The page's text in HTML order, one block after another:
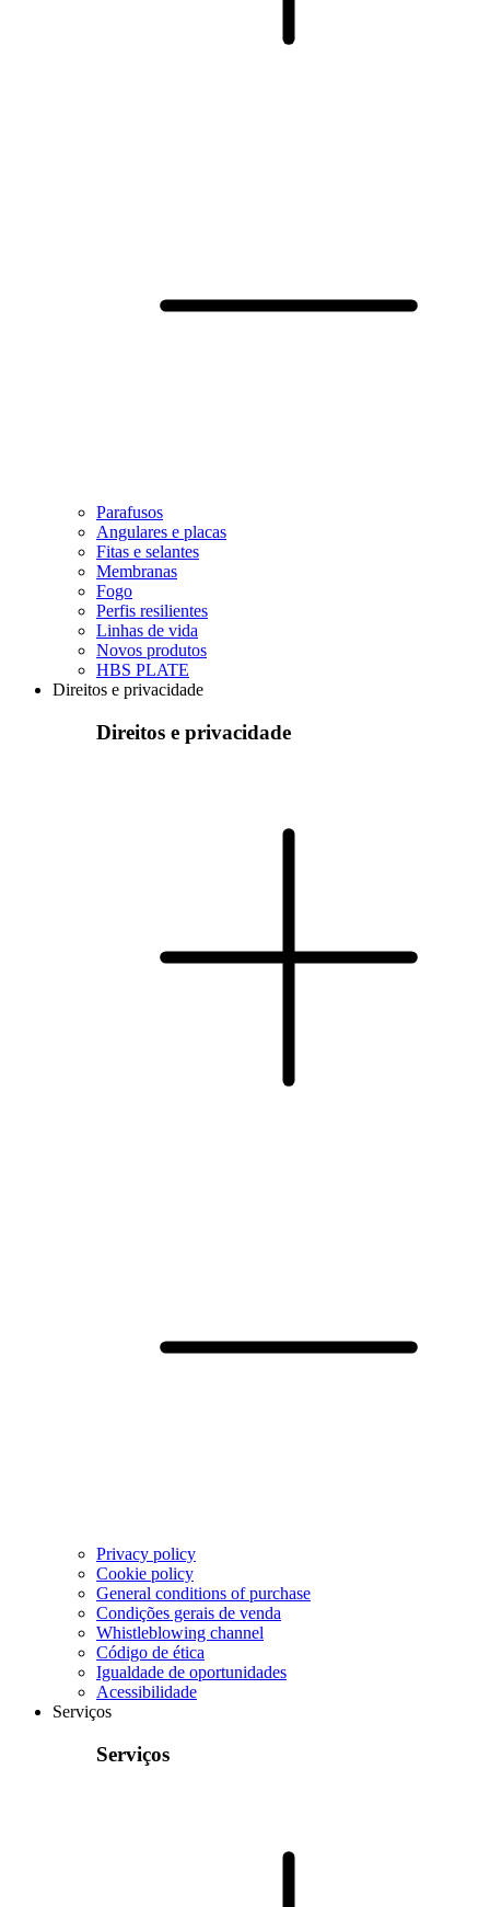
Parafusos
Angulares e placas
Fitas e selantes
Membranas
Fogo
Perfis resilientes
Linhas de vida
Novos produtos
HBS PLATE
Direitos e privacidade
Direitos e privacidade
Privacy policy
Cookie policy
General conditions of purchase
Condições gerais de venda
Whistleblowing channel
Código de ética
Igualdade de oportunidades
Acessibilidade
Serviços
Serviços